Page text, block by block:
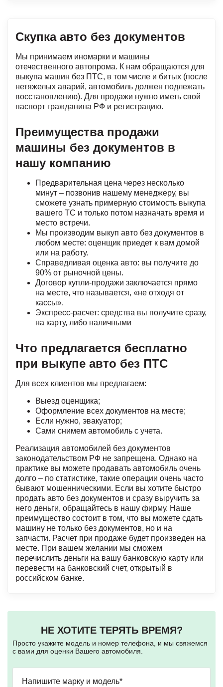
Скупка авто без документов
Мы принимаем иномарки и машины
отечественного автопрома. К нам обращаются для
выкупа машин без ПТС, в том числе и битых (после
нетяжелых аварий, автомобиль должен подлежать
восстановлению). Для продажи нужно иметь свой
паспорт гражданина РФ и регистрацию.
Преимущества продажи
машины без документов в
нашу компанию
Предварительная цена через несколько
минут – позвонив нашему менеджеру, вы
сможете узнать примерную стоимость выкупа
вашего ТС и только потом назначать время и
место встречи.
Мы производим выкуп авто без документов в
любом месте: оценщик приедет к вам домой
или на работу.
Справедливая оценка авто: вы получите до
90% от рыночной цены.
Договор купли-продажи заключается прямо
на месте, что называется, «не отходя от
кассы».
Экспресс-расчет: средства вы получите сразу,
на карту, либо наличными
Что предлагается бесплатно
при выкупе авто без ПТС
Для всех клиентов мы предлагаем:
Выезд оценщика;
Оформление всех документов на месте;
Если нужно, эвакуатор;
Сами снимем автомобиль с учета.
Реализация автомобилей без документов
законодательством РФ не запрещена. Однако на
практике вы можете продавать автомобиль очень
долго – по статистике, такие операции очень часто
бывают мошенническими. Если вы хотите быстро
продать авто без документов и сразу выручить за
него деньги, обращайтесь в нашу фирму. Наше
преимущество состоит в том, что вы можете сдать
машину не только без документов, но и на
запчасти. Расчет при продаже будет произведен на
месте. При вашем желании мы сможем
перечислить деньги на вашу банковскую карту или
перевести на банковский счет, открытый в
российском банке.
НЕ ХОТИТЕ ТЕРЯТЬ ВРЕМЯ?
Просто укажите модель и номер телефона, и мы свяжемся
с вами для оценки Вашего автомобиля.